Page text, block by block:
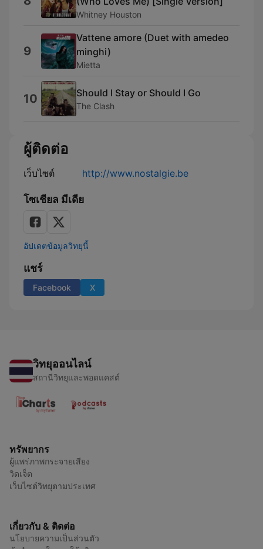
Whitney Houston
9
Vattene amore (Duet with amedeo
minghi)
Mietta
10 Should I Stay or Should I Go
The Clash
ผู้ติดต่อ
เว็บไซต์ http://www.nostalgie.be
โซเชียล มีเดีย
อัปเดตข้อมูลวิทยุนี้
แชร์
Facebook X
วิทยุออนไลน์
สถานีวิทยุและพอดแคสต์
ทรัพยากร
ผู้แพร่ภาพกระจายเสียง
วิดเจ็ต
เว็บไซต์วิทยุตามประเทศ
เกี่ยวกับ & ติดต่อ
นโยบายความเป็นส่วนตัว